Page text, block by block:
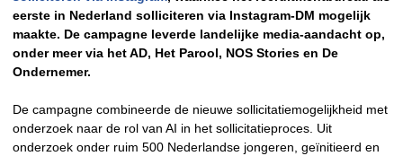
eerste in Nederland solliciteren via Instagram-DM mogelijk
maakte. De campagne leverde landelijke media-aandacht op,
onder meer via het AD, Het Parool, NOS Stories en De
Ondernemer.
De campagne combineerde de nieuwe sollicitatiemogelijkheid met
onderzoek naar de rol van AI in het sollicitatieproces. Uit
onderzoek onder ruim 500 Nederlandse jongeren, geïnitieerd en